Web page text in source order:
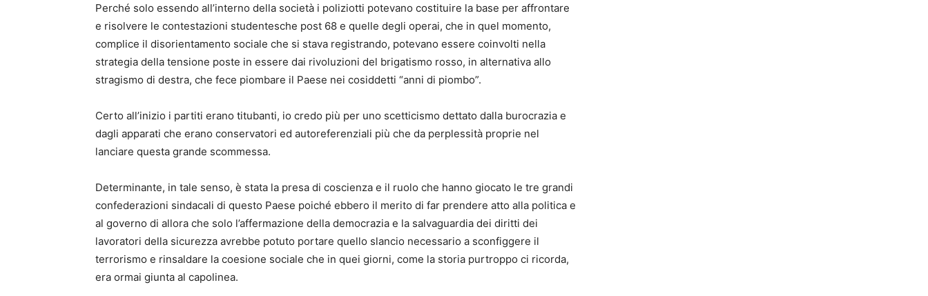
Perché solo essendo all’interno della società i poliziotti potevano costituire la base per affrontare
e risolvere le contestazioni studentesche post 68 e quelle degli operai, che in quel momento,
complice il disorientamento sociale che si stava registrando, potevano essere coinvolti nella
strategia della tensione poste in essere dai rivoluzioni del brigatismo rosso, in alternativa allo
stragismo di destra, che fece piombare il Paese nei cosiddetti “anni di piombo”.
Certo all’inizio i partiti erano titubanti, io credo più per uno scetticismo dettato dalla burocrazia e
dagli apparati che erano conservatori ed autoreferenziali più che da perplessità proprie nel
lanciare questa grande scommessa.
Determinante, in tale senso, è stata la presa di coscienza e il ruolo che hanno giocato le tre grandi
confederazioni sindacali di questo Paese poiché ebbero il merito di far prendere atto alla politica e
al governo di allora che solo l’affermazione della democrazia e la salvaguardia dei diritti dei
lavoratori della sicurezza avrebbe potuto portare quello slancio necessario a sconfiggere il
terrorismo e rinsaldare la coesione sociale che in quei giorni, come la storia purtroppo ci ricorda,
era ormai giunta al capolinea.